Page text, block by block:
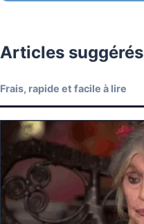
Articles suggérés
Frais, rapide et facile à lire